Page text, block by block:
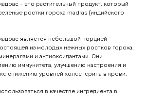
- это растительный продукт, который
ростки гороха madras (индийского
является небольшой порцией
из молодых нежных ростков гороха,
и антиоксидантами. Они
иммунитета, улучшению настроения и
снижению уровней холестерина в крови.
в качестве ингредиента в